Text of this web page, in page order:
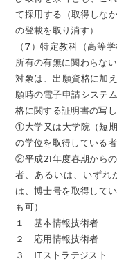
て採用する（取得しな
の登載を取り消す）
（7）特定教科（高等
所有の有無に関わらない
対象は、出願資格に加
願時の電子申請システ
格に関する証明書の写
①大学又は大学院（短
の学位を取得している者
②平成21年度春期から
者、あるいは、いずれ
は、博士号を取得して
も可）
１ 基本情報技術者
２ 応用情報技術者
３ ITストラテジスト